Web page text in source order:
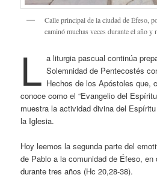
Calle principal de la ciudad de Éfeso,
caminó muchas veces durante el año y
L a liturgia pascual continúa
Solemnidad de Pentecostés
Hechos de los Apóstoles que,
conoce como el “Evangelio del
muestra la actividad divina del
la Iglesia.
Hoy leemos la segunda parte del
de Pablo a la comunidad de Éfeso, en
durante tres años (Hc 20,28-38).